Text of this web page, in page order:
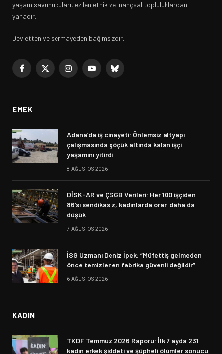
yaşam savunucuları, ezilen etnik ve inançsal topluluklardan
yanadır.
Devletten ve sermayeden bağımsızdır.
Facebook
X
InstagramYouTubeBluesky
EMEK
Adana’da iş cinayeti: Önlemsiz altyapı
çalışmasında göçük altında kalan işçi
yaşamını yitirdi
8 AĞUSTOS 2026
DİSK-AR ve ÇSGB Verileri: Her 100 işçiden
86’sı sendikasız, kadınlarda oran daha da
düşük
7 AĞUSTOS 2026
İSG Uzmanı Deniz İpek: “Müfettiş gelmeden
önce temizlenen fabrika güvenli değildir”
6 AĞUSTOS 2026
KADIN
TKDF Temmuz 2026 Raporu: İlk 7 ayda 231
kadın erkek şiddeti ve şüpheli ölümler sonucu